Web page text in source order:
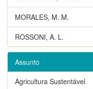
MORALES, M. M.
ROSSONI, A. L.
Assunto
Agricultura Sustentável